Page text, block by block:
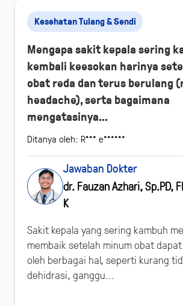
Kesehatan Tulang & Sendi
Mengapa sakit kepala sering
kembali keesokan harinya
obat reda dan terus berulang
headache), serta bagaimana
mengatasinya...
Ditanya oleh: R*** e******
Jawaban Dokter
dr. Fauzan Azhari, Sp.PD,
K
Sakit kepala yang sering kambuh
membaik setelah minum obat
oleh berbagai hal, seperti kurang
dehidrasi, ganggu...